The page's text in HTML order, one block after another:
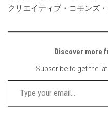
クリエイティブ・コモンズ
Discover more
Subscribe to get the
Type your email…